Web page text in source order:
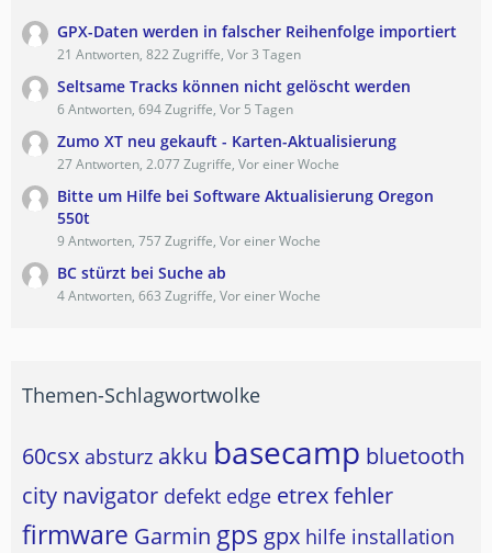
GPX-Daten werden in falscher Reihenfolge importiert
21 Antworten, 822 Zugriffe, Vor 3 Tagen
Seltsame Tracks können nicht gelöscht werden
6 Antworten, 694 Zugriffe, Vor 5 Tagen
Zumo XT neu gekauft - Karten-Aktualisierung
27 Antworten, 2.077 Zugriffe, Vor einer Woche
Bitte um Hilfe bei Software Aktualisierung Oregon
550t
9 Antworten, 757 Zugriffe, Vor einer Woche
BC stürzt bei Suche ab
4 Antworten, 663 Zugriffe, Vor einer Woche
Themen-Schlagwortwolke
60csx absturz akku basecamp bluetooth
city navigator defekt edge etrexfehler
firmware Garmin gps gpx hilfe installation